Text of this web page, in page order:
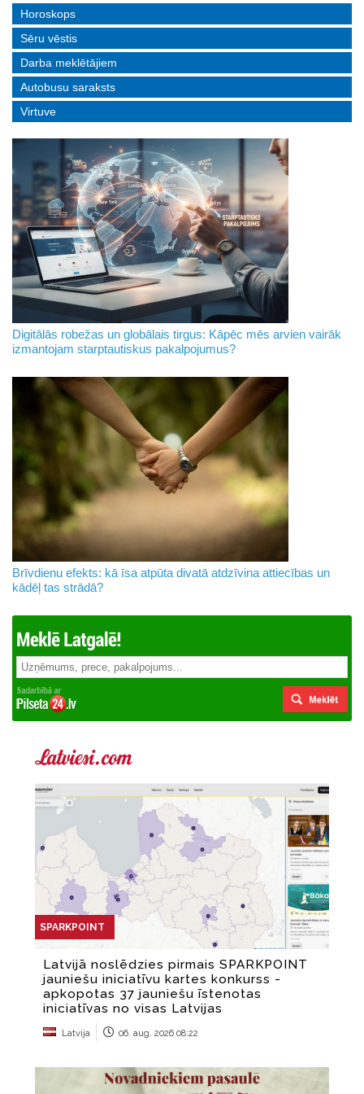
Horoskops
Sēru vēstis
Darba meklētājiem
Autobusu saraksts
Virtuve
Digitālās robežas un globālais tirgus: Kāpēc mēs arvien vairāk
izmantojam starptautiskus pakalpojumus?
Brīvdienu efekts: kā īsa atpūta divatā atdzīvina attiecības un
kādēļ tas strādā?